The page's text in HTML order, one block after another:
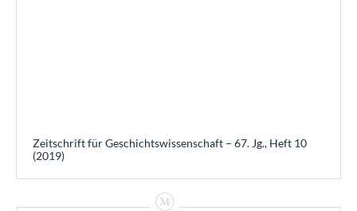
Zeitschrift für Geschichtswissenschaft – 67. Jg., Heft 10
(2019)